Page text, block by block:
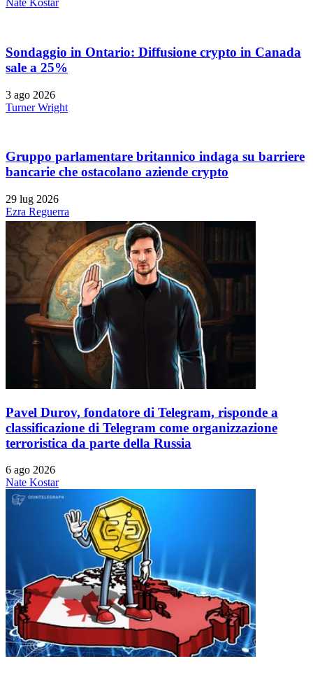
Nate Kostar
Sondaggio in Ontario: Diffusione crypto in Canada
sale a 25%
3 ago 2026
Turner Wright
Gruppo parlamentare britannico indaga su barriere
bancarie che ostacolano aziende crypto
29 lug 2026
Ezra Reguerra
Pavel Durov, fondatore di Telegram, risponde a
classificazione di Telegram come organizzazione
terroristica da parte della Russia
6 ago 2026
Nate Kostar